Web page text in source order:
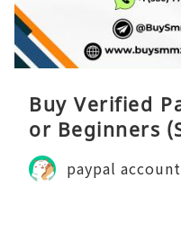
Buy Verified
or Beginners
paypal